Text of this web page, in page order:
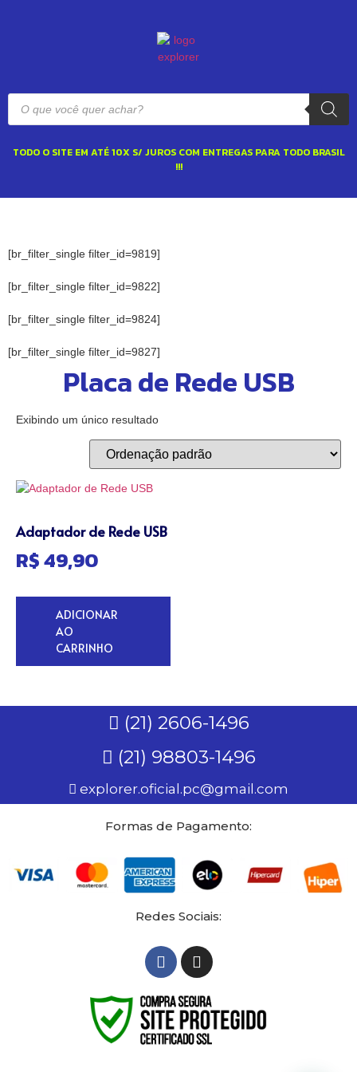
TODO O SITE EM ATÉ 10X S/ JUROS COM ENTREGAS PARA TODO BRASIL
!!!
[br_filter_single filter_id=9819]
[br_filter_single filter_id=9822]
[br_filter_single filter_id=9824]
[br_filter_single filter_id=9827]
Placa de Rede USB
Exibindo um único resultado
Adaptador de Rede USB
R$49,90
ADICIONAR
AO
CARRINHO
(21) 2606-1496
(21) 98803-1496
explorer.oficial.pc@gmail.com
Formas de Pagamento:
Redes Sociais: